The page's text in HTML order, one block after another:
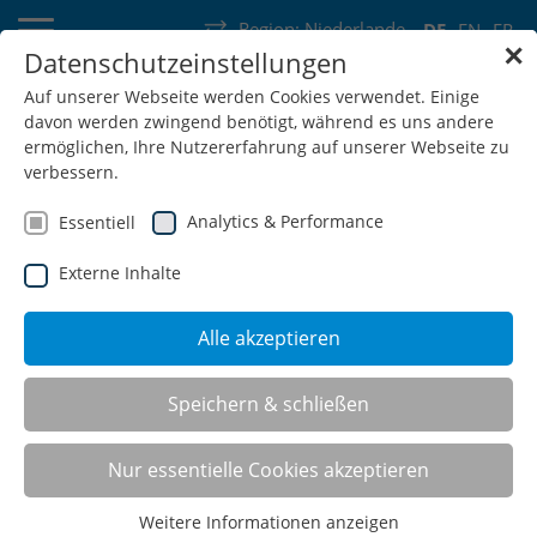
DE EN FR
Region: Niederlande
Deutschland Schweiz Österreich Belgien Frankreich
Luxemburg Niederlande Wallonie
SHOP
✕
Datenschutzeinstellungen
Auf unserer Webseite werden Cookies verwendet. Einige
davon werden zwingend benötigt, während es uns andere
ermöglichen, Ihre Nutzererfahrung auf unserer Webseite zu
verbessern.
Essentiell Analytics & Performance
Externe Inhalte
Alle akzeptieren
Speichern & schließen
Nur essentielle Cookies akzeptieren
Weitere Informationen anzeigen